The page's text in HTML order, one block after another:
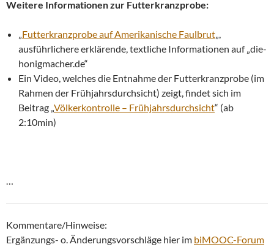
Weitere Informationen zur Futterkranzprobe:
Futterkranzprobe auf Amerikanische Faulbrut
ausführlichere erklärende, textliche Informationen auf „die-
honigmacher.de“
Ein Video, welches die Entnahme der Futterkranzprobe (im
Rahmen der Frühjahrsdurchsicht) zeigt, findet sich im
Beitrag „ Völkerkontrolle – Frühjahrsdurchsicht“ (ab
2:10min)
Kommentare/Hinweise:
Ergänzungs- o. Änderungsvorschläge hier im biMOOC-Forum